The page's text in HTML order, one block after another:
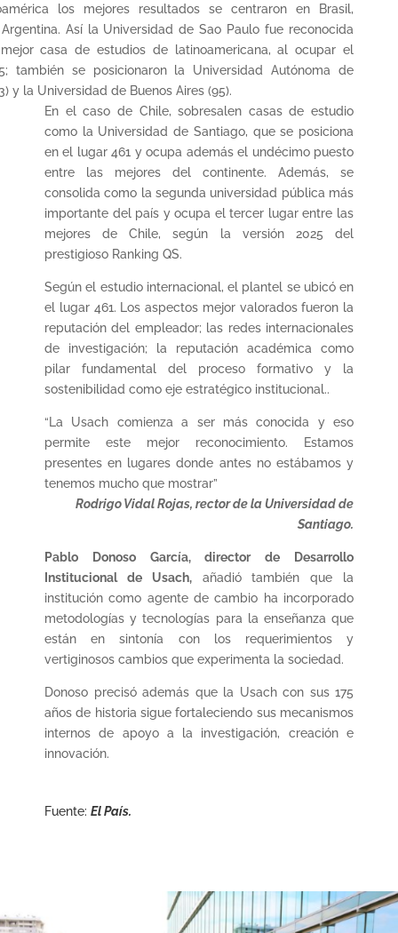
los mejores resultados se centraron en Brasil,
Así la Universidad de Sao Paulo fue reconocida
casa de estudios de latinoamericana, al ocupar el
también se posicionaron la Universidad Autónoma de
y la Universidad de Buenos Aires (95).
En el caso de Chile, sobresalen casas de estudio
como la Universidad de Santiago, que se posiciona
en el lugar 461 y ocupa además el undécimo puesto
entre las mejores del continente. Además, se
consolida como la segunda universidad pública más
importante del país y ocupa el tercer lugar entre las
mejores de Chile, según la versión 2025 del
prestigioso Ranking QS.
Según el estudio internacional, el plantel se ubicó en
el lugar 461. Los aspectos mejor valorados fueron la
reputación del empleador; las redes internacionales
de investigación; la reputación académica como
pilar fundamental del proceso formativo y la
sostenibilidad como eje estratégico institucional..
“La Usach comienza a ser más conocida y eso
permite este mejor reconocimiento. Estamos
presentes en lugares donde antes no estábamos y
tenemos mucho que mostrar”
Rodrigo Vidal Rojas, rector de la Universidad de
Santiago.
Pablo Donoso García, director de Desarrollo
Institucional de Usach,añadió también que la
institución como agente de cambio ha incorporado
metodologías y tecnologías para la enseñanza que
están en sintonía con los requerimientos y
vertiginosos cambios que experimenta la sociedad.
Donoso precisó además que la Usach con sus 175
años de historia sigue fortaleciendo sus mecanismos
internos de apoyo a la investigación, creación e
innovación.
Fuente: El País.